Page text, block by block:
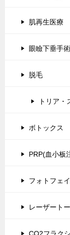
肌再生医療
眼瞼下垂手術
脱毛
トリア
ボトックス
PRP(血小板
フォトフェ
レーザート